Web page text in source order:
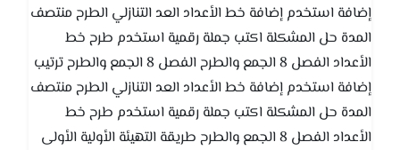
إضافة استخدم إضافة خط الأعداد العد التنازلي الطرح منتصف
المدة حل المشكلة اكتب جملة رقمية استخدم طرح خط
الأعداد الفصل 8 الجمع والطرح الفصل 8 الجمع والطرح ترتيب
إضافة استخدم إضافة خط الأعداد العد التنازلي الطرح منتصف
المدة حل المشكلة اكتب جملة رقمية استخدم طرح خط
الأعداد الفصل 8 الجمع والطرح طريقة التهيئة الأولية الأولى